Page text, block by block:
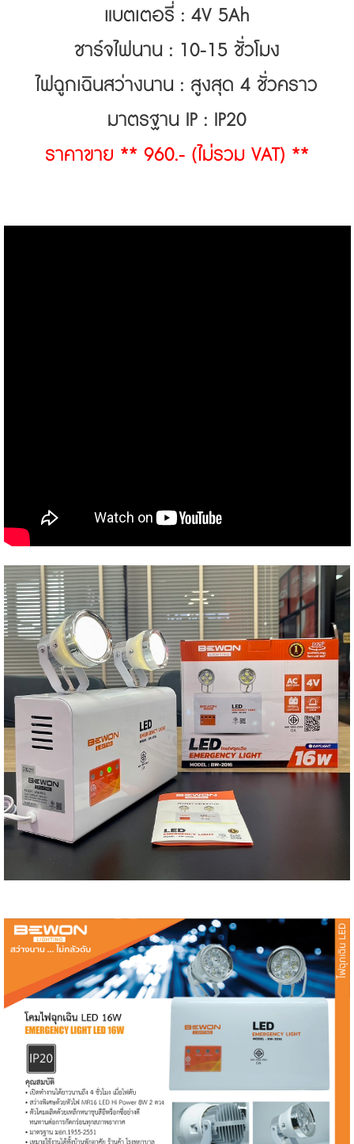
แบตเตอรี่ : 4V 5Ah
ชาร์จไฟนาน : 10-15 ชั่วโมง
ไฟฉูกเฉินสว่างนาน : สูงสุด 4 ชั่วคราว
มาตรฐาน IP : IP20
ราคาขาย ** 960.- (ไม่รวม VAT) **